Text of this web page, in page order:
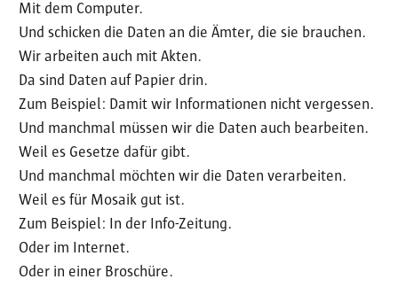
Mit dem Computer.
Und schicken die Daten an die Ämter, die sie brauchen.
Wir arbeiten auch mit Akten.
Da sind Daten auf Papier drin.
Zum Beispiel: Damit wir Informationen nicht vergessen.
Und manchmal müssen wir die Daten auch bearbeiten.
Weil es Gesetze dafür gibt.
Und manchmal möchten wir die Daten verarbeiten.
Weil es für Mosaik gut ist.
Zum Beispiel: In der Info-Zeitung.
Oder im Internet.
Oder in einer Broschüre.